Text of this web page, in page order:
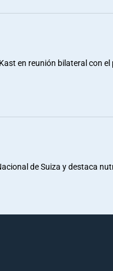
en reunión bilateral con
de Suiza y destaca